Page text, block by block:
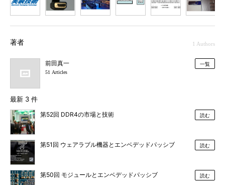
著者 1 Authors
前田真一
51 Articles
一覧
最新 3 件
第52回 DDR4の市場と技術 読む
第51回 ウェアラブル機器とエンベデッドパッシブ 読む
第50回 モジュールとエンベデッドパッシブ 読む